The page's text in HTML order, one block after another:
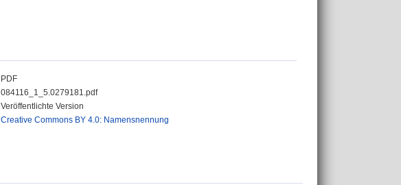
PDF
084116_1_5.0279181.pdf
Veröffentlichte Version
Creative Commons BY 4.0: Namensnennung